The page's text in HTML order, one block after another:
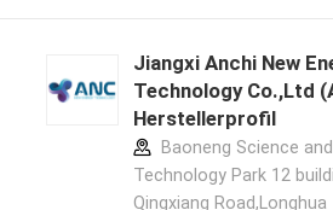
Jiangxi Anchi New
Technology Co.,Ltd
Herstellerprofil
Baoneng Science and
Technology Park 12
Qingxiang Road,Longhua